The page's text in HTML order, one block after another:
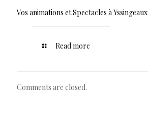
Vos animations et Spectacles à Yssingeaux
Read more
Comments are closed.